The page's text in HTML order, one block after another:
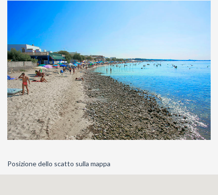
Posizione dello scatto sulla mappa